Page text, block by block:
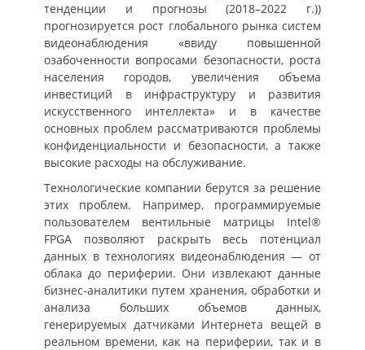
тенденции и прогнозы (2018–2022 г.))
прогнозируется рост глобального рынка систем
видеонаблюдения «ввиду повышенной
озабоченности вопросами безопасности, роста
населения городов, увеличения объема
инвестиций в инфраструктуру и развития
искусственного интеллекта» и в качестве
основных проблем рассматриваются проблемы
конфиденциальности и безопасности, а также
высокие расходы на обслуживание.
Технологические компании берутся за решение
этих проблем. Например, программируемые
пользователем вентильные матрицы Intel®
FPGA позволяют раскрыть весь потенциал
данных в технологиях видеонаблюдения — от
облака до периферии. Они извлекают данные
бизнес-аналитики путем хранения, обработки и
анализа больших объемов данных,
генерируемых датчиками Интернета вещей в
реальном времени, как на периферии, так и в